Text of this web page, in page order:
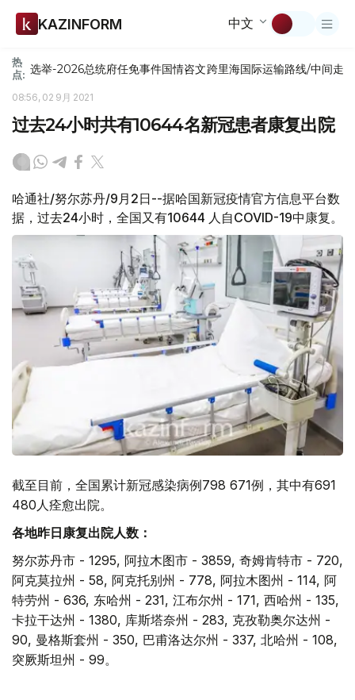
KAZINFORM 中文
热
点: 选举-2026总统府任免事件国情咨文跨里海国际运输路线/中间走廊
08:56, 02 9月 2021
过去24小时共有10644名新冠患者康复出院
哈通社/努尔苏丹/9月2日--据哈国新冠疫情官方信息平台数
据，过去24小时，全国又有10644 人自COVID-19中康复。
截至目前，全国累计新冠感染病例798 671例，其中有691
480人痊愈出院。
各地昨日康复出院人数：
努尔苏丹市 - 1295, 阿拉木图市 - 3859, 奇姆肯特市 - 720,
阿克莫拉州 - 58, 阿克托别州 - 778, 阿拉木图州 - 114, 阿
特劳州 - 636, 东哈州 - 231, 江布尔州 - 171, 西哈州 - 135,
卡拉干达州 - 1380, 库斯塔奈州 - 283, 克孜勒奥尔达州 -
90, 曼格斯套州 - 350, 巴甫洛达尔州 - 337, 北哈州 - 108,
突厥斯坦州 - 99。